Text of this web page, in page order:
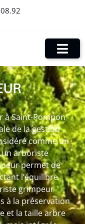
à Saint-Pompon
de la gestion
comme un
un arboriste
permet de
l’équilibre
grimpeur
à la préservation
et la taille arbre